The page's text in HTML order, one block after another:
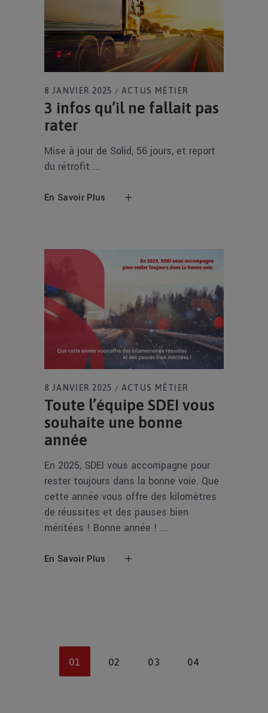
8 JANVIER 2025 ACTUS MÉTIER
3 infos qu’il ne fallait pas
rater
Mise à jour de Solid, 56 jours, et report
du rétrofit
En Savoir Plus
8 JANVIER 2025 ACTUS MÉTIER
Toute l’équipe SDEI vous
souhaite une bonne
année
En 2025, SDEI vous accompagne pour
rester toujours dans la bonne voie. Que
cette année vous offre des kilomètres
de réussites et des pauses bien
méritées ! Bonne année !
En Savoir Plus
01 02 03 04